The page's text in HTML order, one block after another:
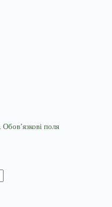
Обов’язкові поля